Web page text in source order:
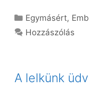
Kategória
Egymásért,
Hozzászólás
A lelkünk